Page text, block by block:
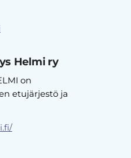
Helmi ry
on
etujärjestö ja